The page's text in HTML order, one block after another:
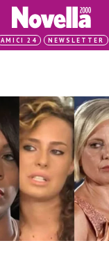
AMICI 24 NEWSLETTER